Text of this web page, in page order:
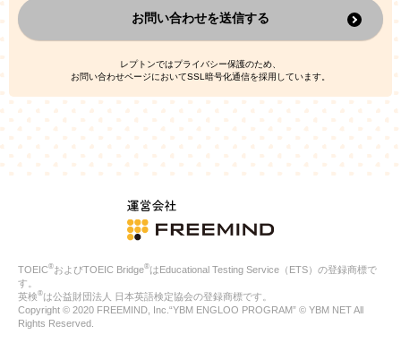
なお、この利用目的を超えた個人情報の取扱いは行いません。ま
た、これ以外の目的で個人情報を利用することはありません。
人情報を、本人が特定されないデータに不可逆変換した上で第三
者広告配信事業者においてマッチングを行い、その結果に基づい
て広告を配信することがあります。第三者広告配信事業者が、こ
れらの情報を広告配信以外の目的で利用することはありません。
4.
個人情報の第三者への提供
当社は、次の場合を除き、ご本人の同意なしに個人情報を第三者
に提供することはありません。
ご本人の同意がある場合
法令に基づく場合
人の生命、身体または財産の保護のために必要がある場合であ
公衆衛生の向上または児童の健全な育成の推進のために特に必
合
特定した利用目的の達成に必要な範囲内において、個人情報の
お問い合わせを送信する
レプトンではプライバシー保護のため、
お問い合わせページにおいてSSL暗号化通信を採用しています。
TOEIC®およびTOEIC Bridge®はEducational Testing Service（ETS）の登録商標で
す。
英検®は公益財団法人 日本英語検定協会の登録商標です。
Copyright © 2020 FREEMIND, Inc.“YBM ENGLOO PROGRAM” © YBM NET All
Rights Reserved.